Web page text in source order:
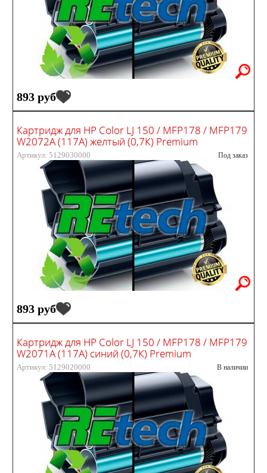
893 руб
Картридж для HP Color LJ 150 / MFP178 / MFP179
W2072A (117A) желтый (0,7К) Premium
Артикул: 5129030000 Под заказ
893 руб
Картридж для HP Color LJ 150 / MFP178 / MFP179
W2071A (117A) синий (0,7К) Premium
Артикул: 5129020000 В наличии